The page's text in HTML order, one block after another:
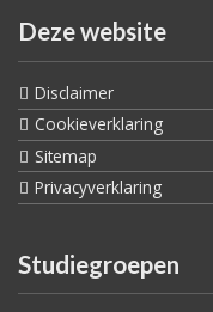
Deze website
Disclaimer
Cookieverklaring
Sitemap
Privacyverklaring
Studiegroepen